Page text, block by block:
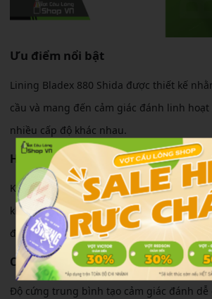
Ưu điểm nổi bật
Lining Bladex 880 Shida được thiết kế
cầu và mang đến cảm giác đánh linh
nhiều cấp độ khác nhau.
Hiệu suất thi đấu
Khung vợt khí động học giúp giảm đáng
khi vung vợt. Điều này hỗ trợ tốt cho các
điều cầu chính xác và những tình huống
Cảm giác sử dụng
Độ cứng trung bình tạo cảm giác đánh dễ